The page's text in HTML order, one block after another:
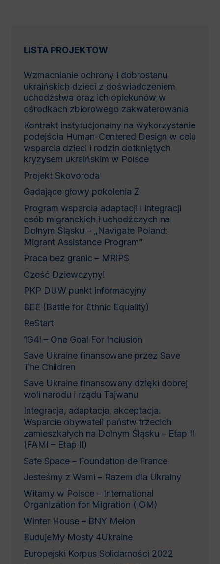
LISTA PROJEKTOW
Wzmacnianie ochrony i dobrostanu
ukraińskich dzieci z doświadczeniem
uchodźstwa oraz ich opiekunów w
ośrodkach zbiorowego zakwaterowania
Kontrakt instytucjonalny na wykorzystanie
podejścia Human-Centered Design w celu
wsparcia dzieci i rodzin dotkniętych
kryzysem ukraińskim w Polsce
Projekt Skovoroda
Gadające głowy pokolenia Z
Program wsparcia adaptacji i integracji
osób migranckich i uchodźczych na
Dolnym Śląsku – „Navigate Poland:
Migrant Assistance Program”
Praca bez granic – MRiPS
Cześć Dziewczyny!
PKP DUW punkt informacyjny
BEE (Battle for Ethnic Equality)
ReStart
1G4I – One Goal For Inclusion
Save Ukraine finansowane przez Save
The Children
Save Ukraine finansowany dzięki dobrej
woli narodu i rządu Tajwanu
Integracja, adaptacja, akceptacja.
Wsparcie obywateli państw trzecich
zamieszkałych na Dolnym Śląsku – Etap II
(FAMI – Etap II)
Safe Space – Foundation de France
Jesteśmy z Wami – Razem dla Ukrainy
Witamy w Polsce – International
Organization for Migration (IOM)
Winter House – BNY Melon
BudujeMy Mosty 4Ukraine
Europejski Korpus Solidarności 2022